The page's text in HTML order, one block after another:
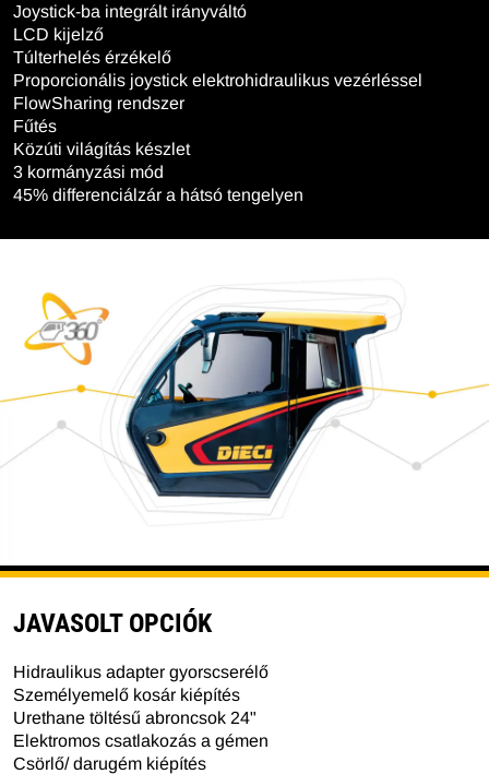
Joystick-ba integrált irányváltó
LCD kijelző
Túlterhelés érzékelő
Proporcionális joystick elektrohidraulikus vezérléssel
FlowSharing rendszer
Fűtés
Közúti világítás készlet
3 kormányzási mód
45% differenciálzár a hátsó tengelyen
JAVASOLT OPCIÓK
Hidraulikus adapter gyorscserélő
Személyemelő kosár kiépítés
Urethane töltésű abroncsok 24"
Elektromos csatlakozás a gémen
Csörlő/ darugém kiépítés